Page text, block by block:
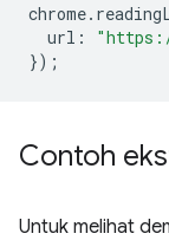
chrome.
url :
});
Contoh
Untuk melihat